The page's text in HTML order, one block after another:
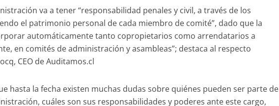
va a tener “responsabilidad penales y civil, a través de los
el patrimonio personal de cada miembro de comité”, dado que la
automáticamente tanto copropietarios como arrendatarios a
en comités de administración y asambleas”; destaca al respecto
CEO de Auditamos.cl
hasta la fecha existen muchas dudas sobre quiénes pueden ser parte de
cuáles son sus responsabilidades y poderes ante este cargo,